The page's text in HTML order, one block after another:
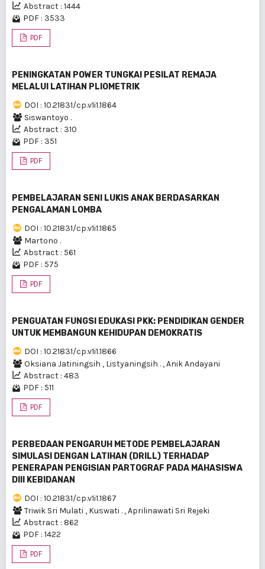
Abstract : 1444
PDF : 3533
PDF
PENINGKATAN POWER TUNGKAI PESILAT REMAJA
MELALUI LATIHAN PLIOMETRIK
DOI : 10.21831/cp.v1i1.1864
Siswantoyo .
Abstract : 310
PDF : 351
PDF
PEMBELAJARAN SENI LUKIS ANAK BERDASARKAN
PENGALAMAN LOMBA
DOI : 10.21831/cp.v1i1.1865
Martono .
Abstract : 561
PDF : 575
PDF
PENGUATAN FUNGSI EDUKASI PKK: PENDIDIKAN GENDER
UNTUK MEMBANGUN KEHIDUPAN DEMOKRATIS
DOI : 10.21831/cp.v1i1.1866
Oksiana Jatiningsih , Listyaningsih . ,Anik Andayani
Abstract : 483
PDF : 511
PDF
PERBEDAAN PENGARUH METODE PEMBELAJARAN
SIMULASI DENGAN LATIHAN (DRILL) TERHADAP
PENERAPAN PENGISIAN PARTOGRAF PADA MAHASISWA
DIII KEBIDANAN
DOI : 10.21831/cp.v1i1.1867
Triwik Sri Mulati , Kuswati . ,Aprilinawati Sri Rejeki
Abstract : 862
PDF : 1422
PDF